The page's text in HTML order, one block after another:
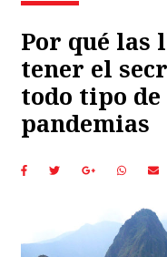
Por qué las
tener el
todo tipo
pandemias